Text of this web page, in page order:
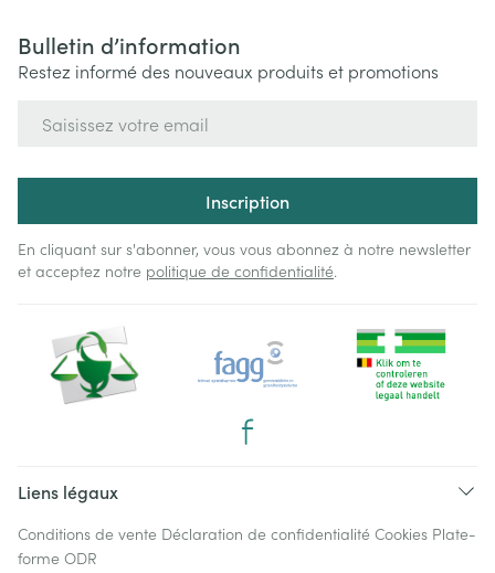
Bulletin d’information
Restez informé des nouveaux produits et promotions
Inscription
En cliquant sur s'abonner, vous vous abonnez à notre newsletter
et acceptez notre politique de confidentialité.
Liens légaux
Conditions de vente Déclaration de confidentialité Cookies Plate-
forme ODR